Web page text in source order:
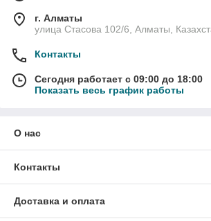
г. Алматы
улица Стасова 102/6, Алматы,
Контакты
Сегодня работает с 09:00 до 18:00
Показать весь график работы
О нас
Контакты
Доставка и оплата